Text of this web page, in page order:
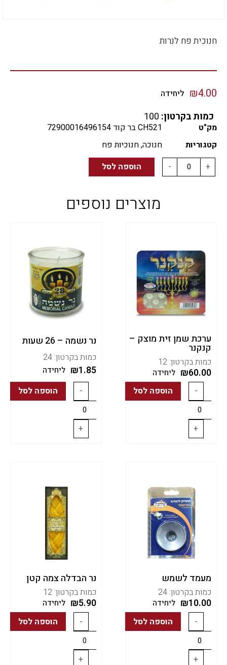
חנוכית פח לנרות
₪4.00 ליחידה
כמות בקרטון: 100
מק"ט
CH521 בר קוד 72900016496154
קטגוריות
חנוכה,חנוכיות פח
-
+ הוספה לסל
מוצרים נוספים
ערכת שמן זית מוצק –
קנקנר
כמות בקרטון: 12
₪60.00 ליחידה
-
+
הוספה לסל
נר נשמה – 26 שעות
כמות בקרטון: 24
₪1.85 ליחידה
-
+
הוספה לסל
מעמד לשמש
כמות בקרטון: 24
₪10.00 ליחידה
-
+
הוספה לסל
נר הבדלה צמה קטן
כמות בקרטון: 12
₪5.90 ליחידה
-
+
הוספה לסל